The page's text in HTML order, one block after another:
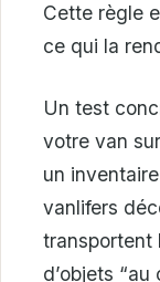
Cette règle
ce qui la
Un test
votre van
un
vanlifers
transportent
d’objets